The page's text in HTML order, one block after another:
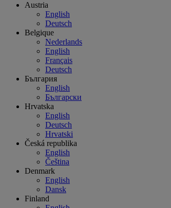
Austria
English
Deutsch
Belgique
Nederlands
English
Français
Deutsch
България
English
Български
Hrvatska
English
Deutsch
Hrvatski
Česká republika
English
Čeština
Denmark
English
Dansk
Finland